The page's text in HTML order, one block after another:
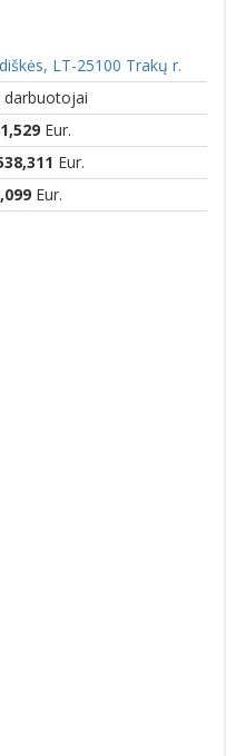
LT-25100 Trakų r.
darbuotojai
Eur.
Eur.
Eur.